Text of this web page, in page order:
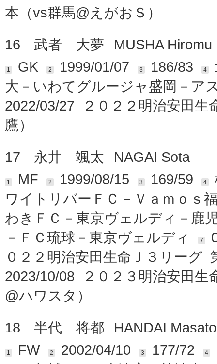
本（vs群馬@えがおＳ）
16
武者 大夢 MUSHA Hiromu
1 GK 2 1999/01/07 3 186/83 4
大－いわてグルージャ盛岡－ア
2022/03/27 ２０２２明治安田
鷹）
17
永井 颯太 NAGAI Sota
1 MF 2 1999/08/15 3 169/59 4
ワイトリバーＦＣ－Ｖａｍｏｓ
わきＦＣ－東京ヴェルディ－鹿
－ＦＣ琉球－東京ヴェルディ
7
０２２明治安田生命Ｊ３リーグ
2023/10/08 ２０２３明治安田
@ハワスタ）
18
半代 将都 HANDAI Masato
1 FW 2 2002/04/10 3 177/72 4